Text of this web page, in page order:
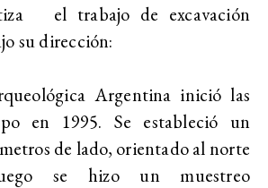
el trabajo de excavación
su dirección:
Argentina inició las
en 1995. Se estableció un
de lado, orientado al norte
se hizo un muestreo